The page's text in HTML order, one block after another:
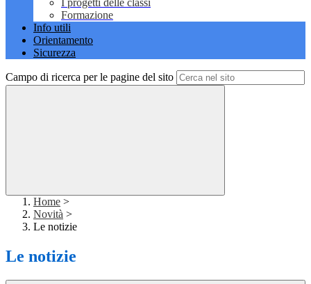
I progetti delle classi
Formazione
Info utili
Orientamento
Sicurezza
Campo di ricerca per le pagine del sito
Home >
Novità >
Le notizie
Le notizie